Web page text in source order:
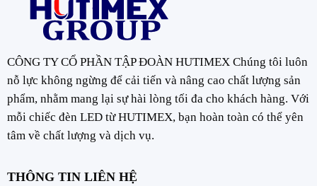
CÔNG TY CỔ PHẦN TẬP ĐOÀN HUTIMEX Chúng tôi luôn
nỗ lực không ngừng để cải tiến và nâng cao chất lượng sản
phẩm, nhằm mang lại sự hài lòng tối đa cho khách hàng. Với
mỗi chiếc đèn LED từ HUTIMEX, bạn hoàn toàn có thể yên
tâm về chất lượng và dịch vụ.
THÔNG TIN LIÊN HỆ